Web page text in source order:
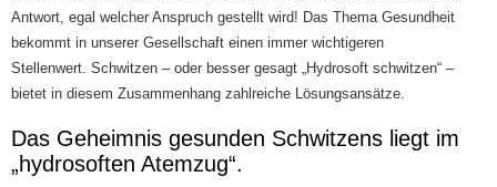
Antwort, egal welcher Anspruch gestellt wird! Das Thema Gesundheit
bekommt in unserer Gesellschaft einen immer wichtigeren
Stellenwert. Schwitzen – oder besser gesagt „Hydrosoft schwitzen“ –
bietet in diesem Zusammenhang zahlreiche Lösungsansätze.
Das Geheimnis gesunden Schwitzens liegt im
„hydrosoften Atemzug“.